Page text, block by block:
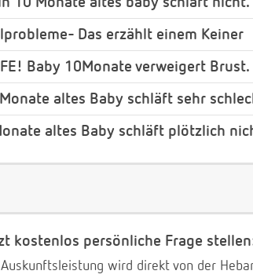
Das erzählt einem Keiner
Baby 10Monate verweigert
altes Baby schläft sehr
altes Baby schläft plötzlich
kostenlos persönliche Frage
wird direkt von der